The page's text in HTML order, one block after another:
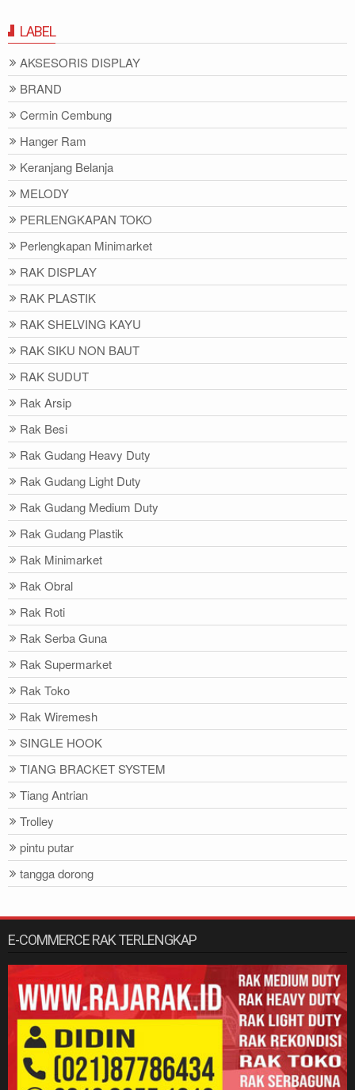
LABEL
AKSESORIS DISPLAY
BRAND
Cermin Cembung
Hanger Ram
Keranjang Belanja
MELODY
PERLENGKAPAN TOKO
Perlengkapan Minimarket
RAK DISPLAY
RAK PLASTIK
RAK SHELVING KAYU
RAK SIKU NON BAUT
RAK SUDUT
Rak Arsip
Rak Besi
Rak Gudang Heavy Duty
Rak Gudang Light Duty
Rak Gudang Medium Duty
Rak Gudang Plastik
Rak Minimarket
Rak Obral
Rak Roti
Rak Serba Guna
Rak Supermarket
Rak Toko
Rak Wiremesh
SINGLE HOOK
TIANG BRACKET SYSTEM
Tiang Antrian
Trolley
pintu putar
tangga dorong
E-COMMERCE RAK TERLENGKAP